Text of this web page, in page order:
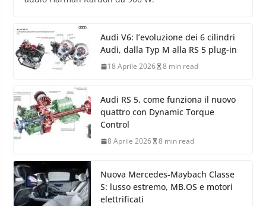
Audi V6: l’evoluzione dei 6 cilindri
Audi, dalla Typ M alla RS 5 plug-in
18 Aprile 2026 8 min read
Audi RS 5, come funziona il nuovo
quattro con Dynamic Torque
Control
8 Aprile 2026 8 min read
Nuova Mercedes-Maybach Classe
S: lusso estremo, MB.OS e motori
elettrificati